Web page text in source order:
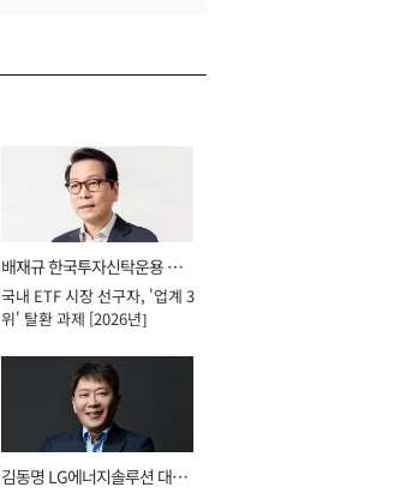
배재규 한국투자신탁운용 대
표이사 사장
국내 ETF 시장 선구자, '업계 3
위' 탈환 과제 [2026년]
김동명 LG에너지솔루션 대표